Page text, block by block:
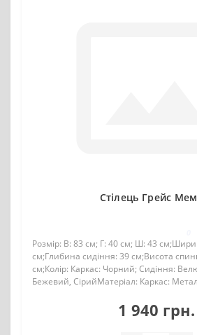
Стілець Грейс
Розмір: В: 83 см; Г: 40 см; Ш: 43
см;Глибина сидіння: 39 см;Висота
см;Колір: Каркас: Чорний; Сидіння:
Бежевий, СірийМатеріал: Каркас:
1 940 грн.